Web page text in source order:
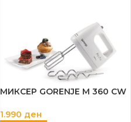
МИКСЕР GORENJE M 360 CW
1.990 ден